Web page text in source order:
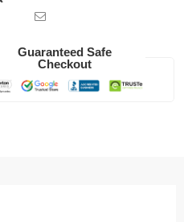
Guaranteed Safe
Checkout